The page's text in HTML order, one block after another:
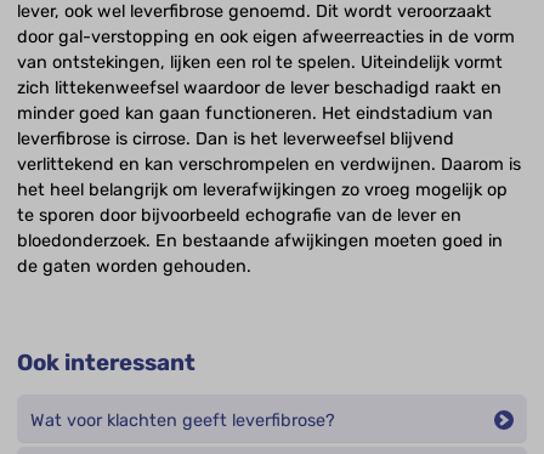
lever, ook wel leverfibrose genoemd. Dit wordt veroorzaakt
door gal-verstopping en ook eigen afweerreacties in de vorm
van ontstekingen, lijken een rol te spelen. Uiteindelijk vormt
zich littekenweefsel waardoor de lever beschadigd raakt en
minder goed kan gaan functioneren. Het eindstadium van
leverfibrose is cirrose. Dan is het leverweefsel blijvend
verlittekend en kan verschrompelen en verdwijnen. Daarom is
het heel belangrijk om leverafwijkingen zo vroeg mogelijk op
te sporen door bijvoorbeeld echografie van de lever en
bloedonderzoek. En bestaande afwijkingen moeten goed in
de gaten worden gehouden.
Ook interessant
Wat voor klachten geeft leverfibrose?